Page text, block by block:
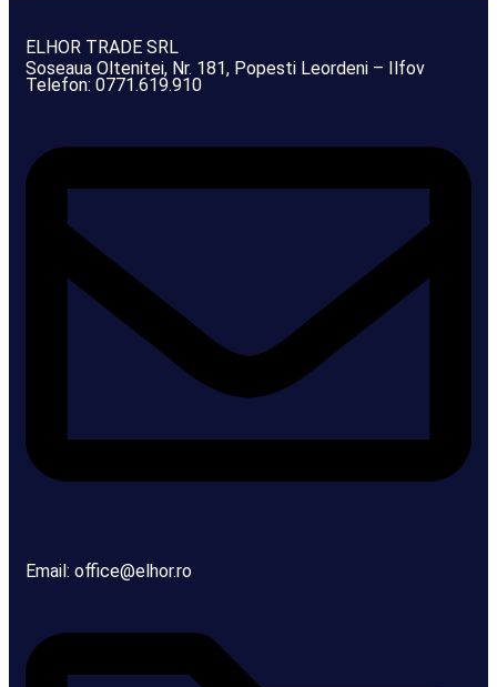
Wishlist
ELHOR TRADE SRL
Soseaua Oltenitei, Nr. 181, Popesti Leordeni – Ilfov
Telefon: 0771.619.910
Email: office@elhor.ro